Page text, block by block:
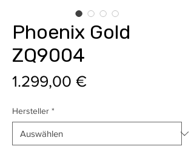
Phoenix Gold
ZQ9004
1.299,00 €Preis
Hersteller *